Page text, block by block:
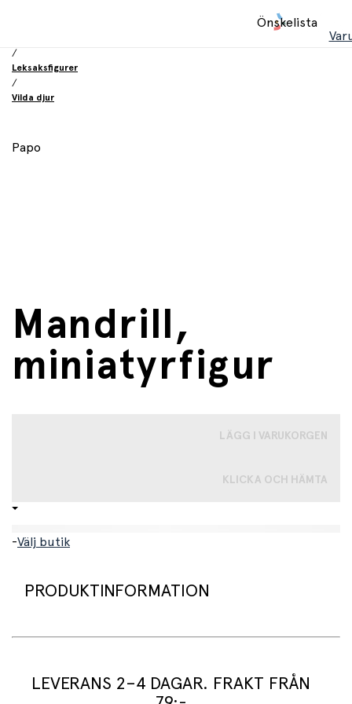
Önskelista
/
Leksaksfigurer
/
Vilda djur
Papo
Mandrill,
miniatyrfigur
LÄGG I VARUKORGEN
KLICKA OCH HÄMTA
-Välj butik
PRODUKTINFORMATION
LEVERANS 2–4 DAGAR. FRAKT FRÅN